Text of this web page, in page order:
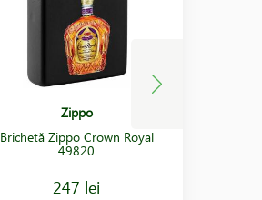
Zippo
Brichetă Zippo Crown Royal
49820
247 lei